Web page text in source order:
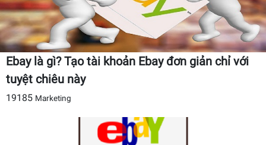
Ebay là gì? Tạo tài khoản Ebay đơn giản chỉ với
tuyệt chiêu này
19185 Marketing